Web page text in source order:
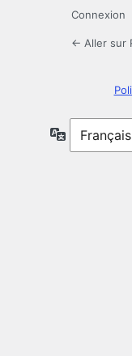
Connexion
← Aller sur
Langue